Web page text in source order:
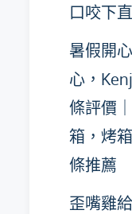
口咬下
暑假開
心，
條評價
箱，烤
條推薦
歪嘴雞